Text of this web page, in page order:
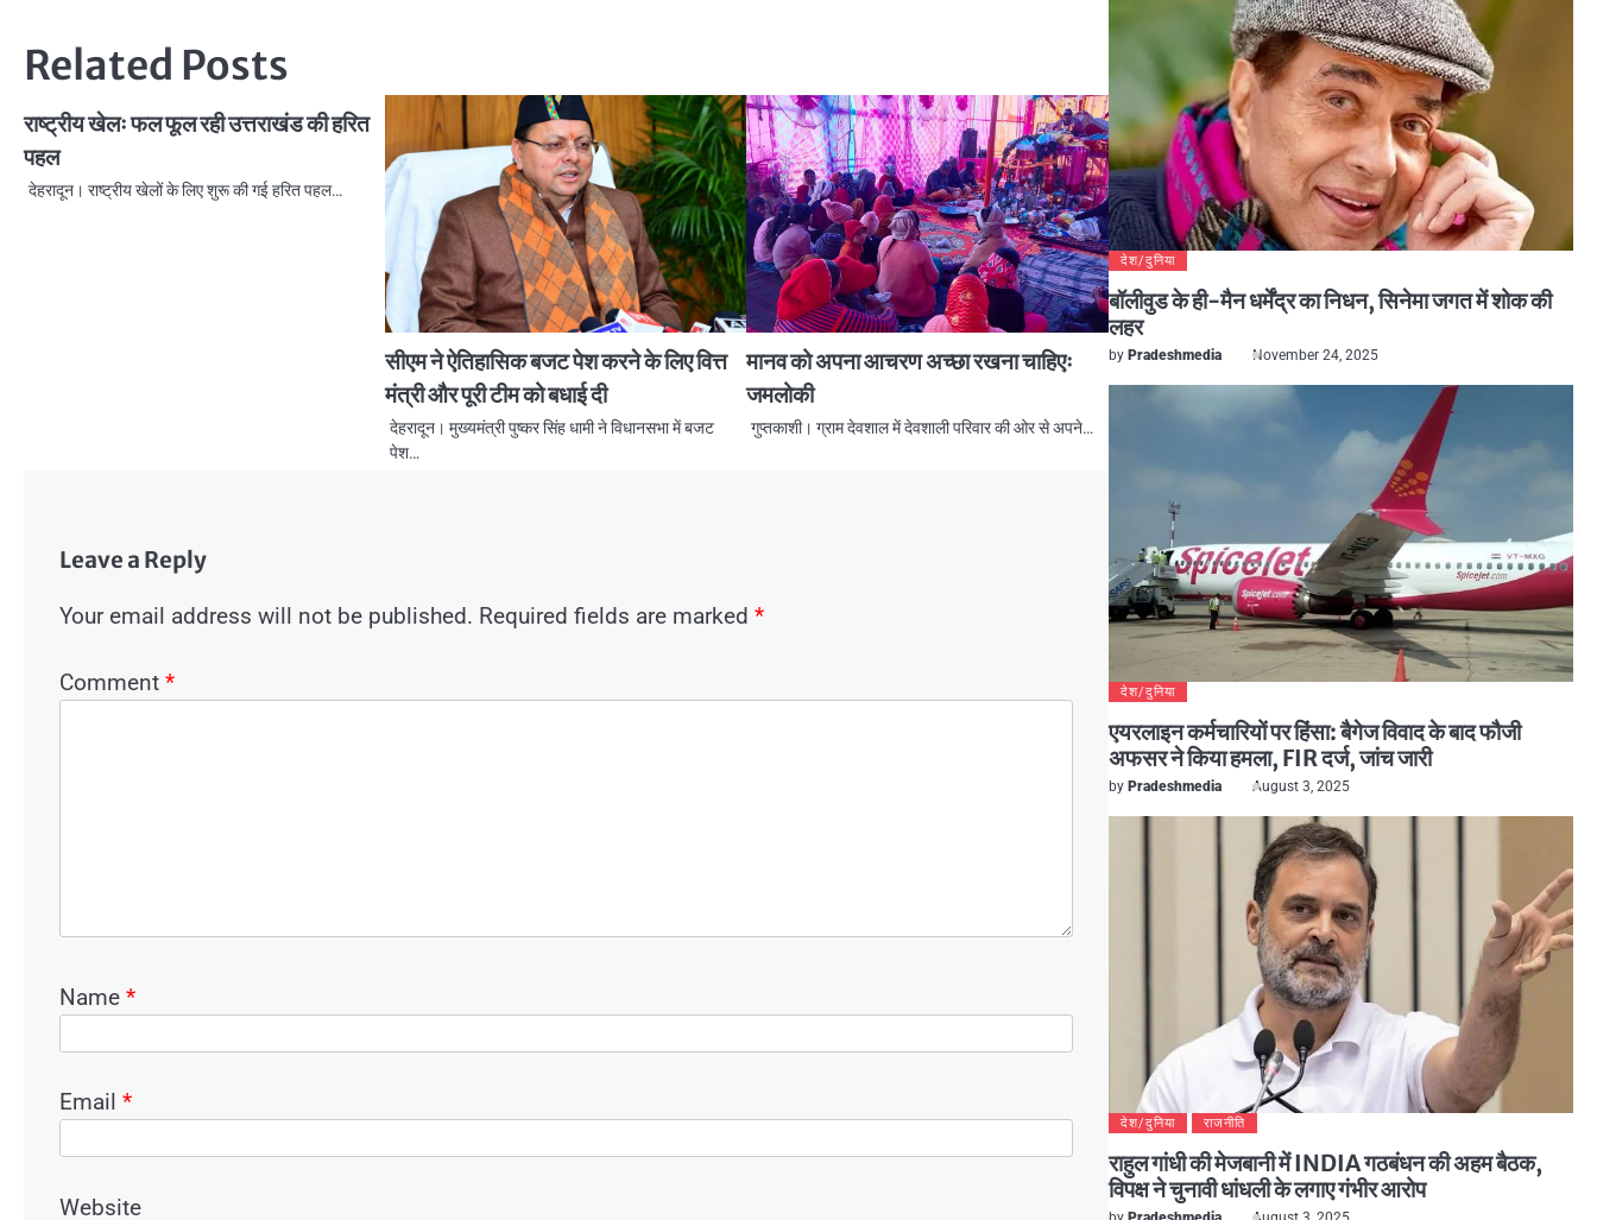
Related Posts
राष्ट्रीय खेलः फल फूल रही उत्तराखंड की हरित
पहल
देहरादून। राष्ट्रीय खेलों के लिए शुरू की गई हरित पहल…
सीएम ने ऐतिहासिक बजट पेश करने के लिए वित्त
मंत्री और पूरी टीम को बधाई दी
देहरादून। मुख्यमंत्री पुष्कर सिंह धामी ने विधानसभा में बजट
पेश…
मानव को अपना आचरण अच्छा रखना चाहिएः
जमलोकी
गुप्तकाशी। ग्राम देवशाल में देवशाली परिवार की ओर से अपने…
Leave a Reply
Your email address will not be published. Required fields are marked *
Comment *
Name *
Email *
Website
देश/दुनिया
बॉलीवुड के ही-मैन धर्मेंद्र का निधन, सिनेमा जगत में शोक की
लहर
by Pradeshmedia November 24, 2025
देश/दुनिया
एयरलाइन कर्मचारियों पर हिंसा: बैगेज विवाद के बाद फौजी
अफसर ने किया हमला, FIR दर्ज, जांच जारी
by Pradeshmedia August 3, 2025
देश/दुनिया राजनीति
राहुल गांधी की मेजबानी में INDIA गठबंधन की अहम बैठक,
विपक्ष ने चुनावी धांधली के लगाए गंभीर आरोप